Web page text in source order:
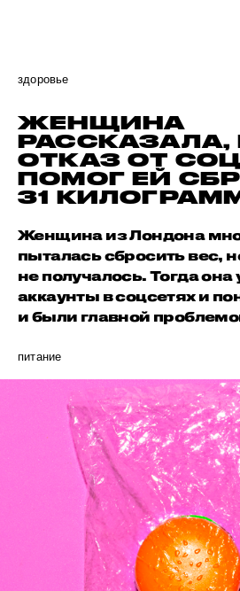
здоровье
ЖЕНЩИНА
РАССКАЗАЛА,
ОТКАЗ ОТ
ПОМОГ ЕЙ
31
Женщина из Лондона
пыталась сбросить вес,
не получалось. Тогда она
аккаунты в соцсетях и
и были главной
питание